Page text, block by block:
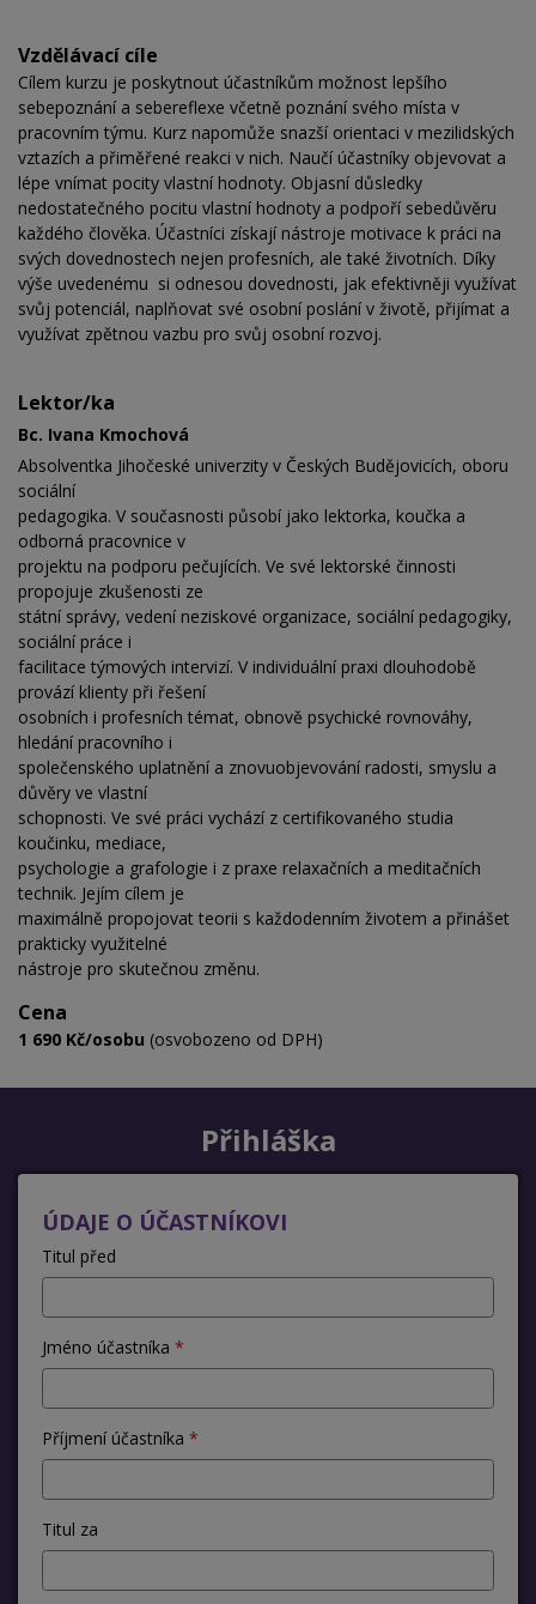
Vzdělávací cíle
Cílem kurzu je poskytnout účastníkům možnost lepšího
sebepoznání a sebereflexe včetně poznání svého místa v
pracovním týmu. Kurz napomůže snazší orientaci v mezilidských
vztazích a přiměřené reakci v nich. Naučí účastníky objevovat a
lépe vnímat pocity vlastní hodnoty. Objasní důsledky
nedostatečného pocitu vlastní hodnoty a podpoří sebedůvěru
každého člověka. Účastníci získají nástroje motivace k práci na
svých dovednostech nejen profesních, ale také životních. Díky
výše uvedenému si odnesou dovednosti, jak efektivněji využívat
svůj potenciál, naplňovat své osobní poslání v životě, přijímat a
využívat zpětnou vazbu pro svůj osobní rozvoj.
Lektor/ka
Bc. Ivana Kmochová
Absolventka Jihočeské univerzity v Českých Budějovicích, oboru
sociální
pedagogika. V současnosti působí jako lektorka, koučka a
odborná pracovnice v
projektu na podporu pečujících. Ve své lektorské činnosti
propojuje zkušenosti ze
státní správy, vedení neziskové organizace, sociální pedagogiky,
sociální práce i
facilitace týmových intervizí. V individuální praxi dlouhodobě
provází klienty při řešení
osobních i profesních témat, obnově psychické rovnováhy,
hledání pracovního i
společenského uplatnění a znovuobjevování radosti, smyslu a
důvěry ve vlastní
schopnosti. Ve své práci vychází z certifikovaného studia
koučinku, mediace,
psychologie a grafologie i z praxe relaxačních a meditačních
technik. Jejím cílem je
maximálně propojovat teorii s každodenním životem a přinášet
prakticky využitelné
nástroje pro skutečnou změnu.
Cena
1 690 Kč/osobu (osvobozeno od DPH)
Přihláška
ÚDAJE O ÚČASTNÍKOVI
Titul před
Jméno účastníka
Příjmení účastníka
Titul za